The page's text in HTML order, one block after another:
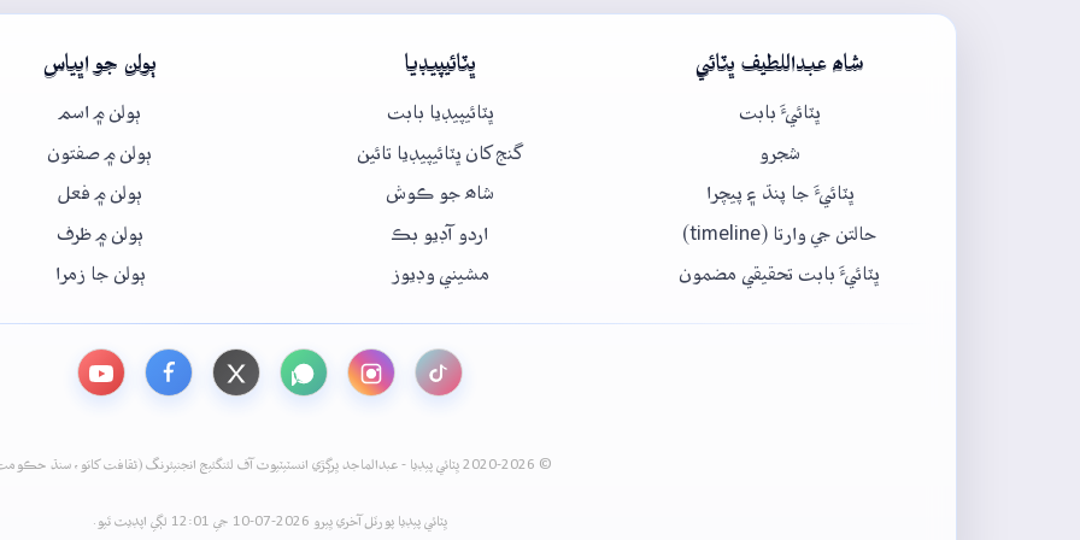
شاھ عبداللطيف ڀٽائي
ڀٽائيءَ بابت
شجرو
ڀٽائيءَ جا پنڌ ۽ پيچرا
حالتن جي وارتا (timeline)
ڀٽائيءَ بابت تحقيقي مضمون
ڀٽائيپيڊيا
ڀٽائيپيڊيا بابت
گنج کان ڀٽائيپيڊيا تائين
شاھ جو ڪوش
اردو آڊيو بڪ
مشيني وڊيوز
ٻولن جو اڀياس
ٻولن ۾ اسم
ٻولن ۾ صفتون
ٻولن ۾ فعل
ٻولن ۾ ظرف
ٻولن جا زمرا
© 2020-2026 ڀٽائي پيڊيا - عبدالماجد ڀرڳڙي انسٽيٽيوٽ آف لئنگئيج انجنيئرنگ (ثقافت کاتو، سنڌ حڪومت)
ڀٽائي پيڊيا پورٽل آخري ڀيرو 2026-07-10 جي 12:01 لڳي اپڊيٽ ٿيو.